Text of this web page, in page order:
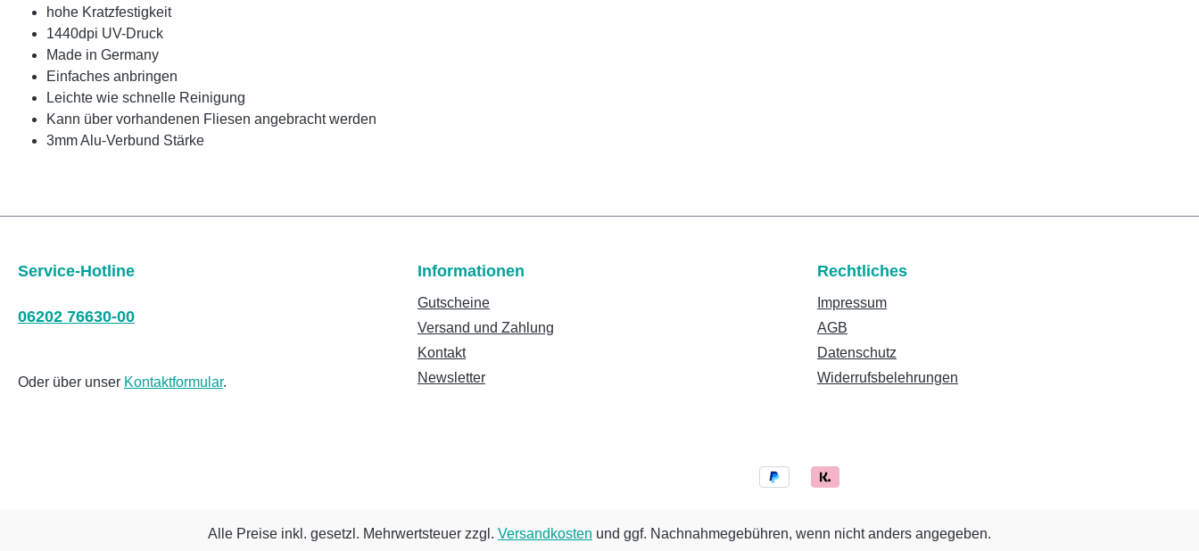
hohe Kratzfestigkeit
1440dpi UV-Druck
Made in Germany
Einfaches anbringen
Leichte wie schnelle Reinigung
Kann über vorhandenen Fliesen angebracht werden
3mm Alu-Verbund Stärke
Service-Hotline
06202 76630-00
Oder über unser Kontaktformular.
Informationen
Gutscheine
Versand und Zahlung
Kontakt
Newsletter
Rechtliches
Impressum
AGB
Datenschutz
Widerrufsbelehrungen
Alle Preise inkl. gesetzl. Mehrwertsteuer zzgl. Versandkosten und ggf. Nachnahmegebühren, wenn nicht anders angegeben.